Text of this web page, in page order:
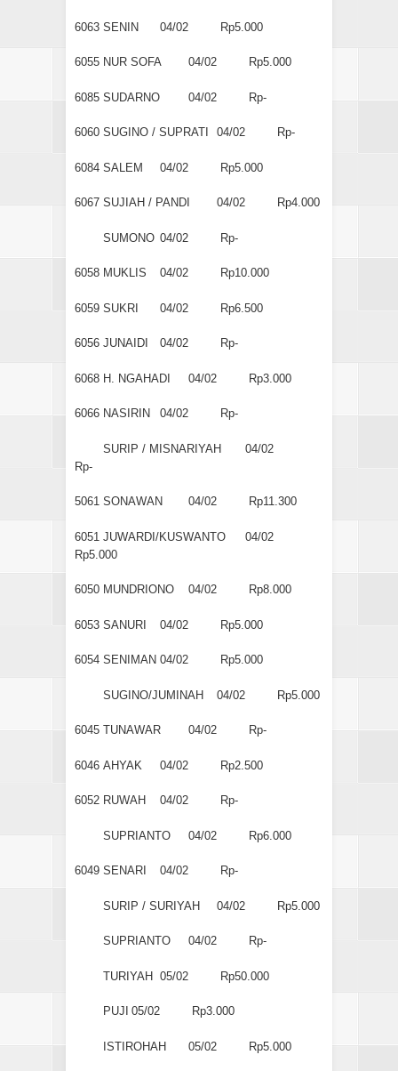
6063 SENIN 04/02 Rp5.000
6055 NUR SOFA 04/02 Rp5.000
6085 SUDARNO 04/02 Rp-
6060 SUGINO / SUPRATI 04/02 Rp-
6084 SALEM 04/02 Rp5.000
6067 SUJIAH / PANDI 04/02 Rp4.000
SUMONO 04/02 Rp-
6058 MUKLIS 04/02 Rp10.000
6059 SUKRI 04/02 Rp6.500
6056 JUNAIDI 04/02 Rp-
6068 H. NGAHADI 04/02 Rp3.000
6066 NASIRIN 04/02 Rp-
SURIP / MISNARIYAH
04/02
Rp-
5061 SONAWAN 04/02 Rp11.300
6051 JUWARDI/KUSWANTO
04/02
Rp5.000
6050 MUNDRIONO 04/02 Rp8.000
6053 SANURI 04/02 Rp5.000
6054 SENIMAN 04/02 Rp5.000
SUGINO/JUMINAH 04/02 Rp5.000
6045 TUNAWAR 04/02 Rp-
6046 AHYAK 04/02 Rp2.500
6052 RUWAH 04/02 Rp-
SUPRIANTO 04/02 Rp6.000
6049 SENARI 04/02 Rp-
SURIP / SURIYAH 04/02 Rp5.000
SUPRIANTO 04/02 Rp-
TURIYAH 05/02 Rp50.000
PUJI 05/02 Rp3.000
ISTIROHAH 05/02 Rp5.000